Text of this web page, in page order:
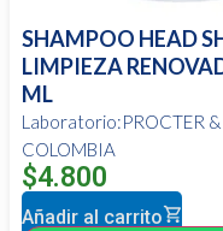
SHAMPOO HEAD
LIMPIEZA
ML
Laboratorio:PROCTER &
COLOMBIA
$4.800
Añadir al carrito